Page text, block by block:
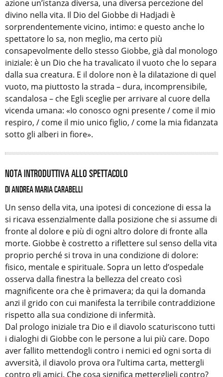
azione un’istanza diversa, una diversa percezione del
divino nella vita. Il Dio del Giobbe di Hadjadi è
sorprendentemente vicino, intimo: e questo anche lo
spettatore lo sa, non meglio, ma certo più
consapevolmente dello stesso Giobbe, già dal monologo
iniziale: è un Dio che ha travalicato il vuoto che lo separa
dalla sua creatura. E il dolore non è la dilatazione di quel
vuoto, ma piuttosto la strada – dura, incomprensibile,
scandalosa – che Egli sceglie per arrivare al cuore della
vicenda umana: «Io conosco ogni presente / come il mio
respiro, / come il mio unico figlio, / come la mia fidanzata
sotto gli alberi in fiore».
NOTA INTRODUTTIVA ALLO SPETTACOLO
DI ANDREA MARIA CARABELLI
Un senso della vita, una ipotesi di concezione di essa la
si ricava essenzialmente dalla posizione che si assume di
fronte al dolore e più di ogni altro dolore di fronte alla
morte. Giobbe è costretto a riflettere sul senso della vita
proprio perché si trova in una condizione di dolore:
fisico, mentale e spirituale. Sopra un letto d’ospedale
osserva dalla finestra la bellezza del creato così
magnificente ora che è primavera; da qui la domanda
anzi il grido con cui manifesta la terribile contraddizione
rispetto alla sua condizione di infermità.
Dal prologo iniziale tra Dio e il diavolo scaturiscono tutti
i dialoghi di Giobbe con le persone a lui più care. Dopo
aver fallito mettendogli contro i nemici ed ogni sorta di
avversità, il diavolo prova ora l’ultima carta, mettergli
contro gli amici. Che cosa significa metterglieli contro?